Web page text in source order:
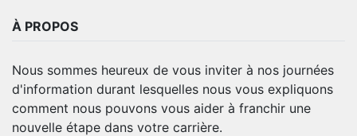
À PROPOS
Nous sommes heureux de vous inviter à nos journées
d'information durant lesquelles nous vous expliquons
comment nous pouvons vous aider à franchir une
nouvelle étape dans votre carrière.